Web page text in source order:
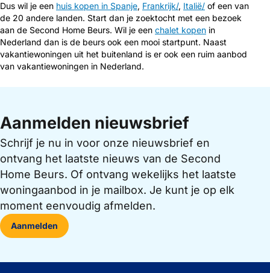
Dus wil je een huis kopen in Spanje, Frankrijk/, Italië/ of een van
de 20 andere landen. Start dan je zoektocht met een bezoek
aan de Second Home Beurs. Wil je een chalet kopen in
Nederland dan is de beurs ook een mooi startpunt. Naast
vakantiewoningen uit het buitenland is er ook een ruim aanbod
van vakantiewoningen in Nederland.
Aanmelden nieuwsbrief
Schrijf je nu in voor onze nieuwsbrief en
ontvang het laatste nieuws van de Second
Home Beurs. Of ontvang wekelijks het laatste
woningaanbod in je mailbox. Je kunt je op elk
moment eenvoudig afmelden.
Aanmelden